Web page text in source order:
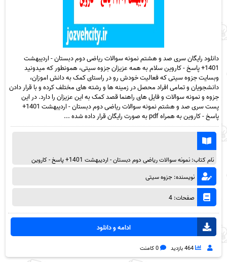
دانلود رایگان سری صد و هشتم نمونه سوالات ریاضی دوم دبستان - اردیبهشت
1401+ پاسخ - کاروین سلام به همه عزیزان جزوه سیتی، همونطور که میدونید
وبسایت جزوه سیتی که فعالیت خودش رو در راستای کمک به دانش اموزان،
دانشجویان و تمامی افراد محصل در زمینه ها و رشته های مختلف کرده و با قرار دادن
جزوه و نمونه سوالات و فایل های راهنما قصد کمک به این عزیزان را دارد. در این
پست سری صد و هشتم نمونه سوالات ریاضی دوم دبستان - اردیبهشت 1401+
پاسخ - کاروین به همراه pdf به صورت رایگان قرار داده شده ...
نام کتاب: نمونه سوالات ریاضی دوم دبستان - اردیبهشت 1401+ پاسخ - کاروین
نویسنده: جزوه سیتی
صفحات: 4
ادامه و دانلود
464 بازدید 0 کامنت